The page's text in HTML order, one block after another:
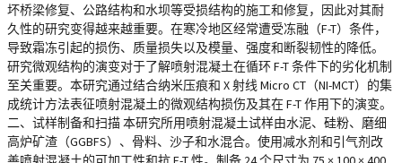
坏桥梁修复、公路结构和水坝等受损结构的施工和修复，因此对其耐
久性的研究变得越来越重要。在寒冷地区经常遭受冻融（F-T）条件，
导致霜冻引起的损伤、质量损失以及模量、强度和断裂韧性的降低。
研究微观结构的演变对于了解喷射混凝土在循环 F-T 条件下的劣化机制
至关重要。本研究通过结合纳米压痕和 X 射线 Micro CT（NI-MCT）的集
成统计方法表征喷射混凝土的微观结构损伤及其在 F-T 作用下的演变。
二、试样制备和扫描 本研究所用喷射混凝土试样由水泥、硅粉、磨细
高炉矿渣（GGBFS）、骨料、沙子和水混合。使用减水剂和引气剂改